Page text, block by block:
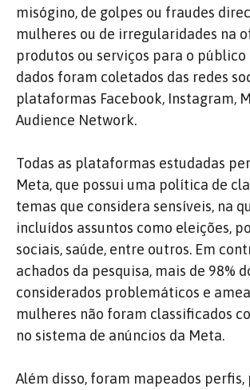
misógino, de golpes ou fraudes
mulheres ou de irregularidades na
produtos ou serviços para o
dados foram coletados das redes
plataformas Facebook, Instagram,
Audience Network.
Todas as plataformas estudadas
Meta, que possui uma política de
temas que considera sensíveis, na
incluídos assuntos como eleições,
sociais, saúde, entre outros. Em
achados da pesquisa, mais de 98%
considerados problemáticos e
mulheres não foram classificados
no sistema de anúncios da Meta.
Além disso, foram mapeados perfis,